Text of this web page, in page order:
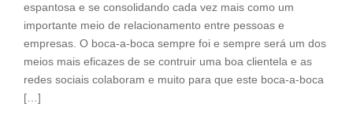
espantosa e se consolidando cada vez mais como um
importante meio de relacionamento entre pessoas e
empresas. O boca-a-boca sempre foi e sempre será um dos
meios mais eficazes de se contruir uma boa clientela e as
redes sociais colaboram e muito para que este boca-a-boca
[…]